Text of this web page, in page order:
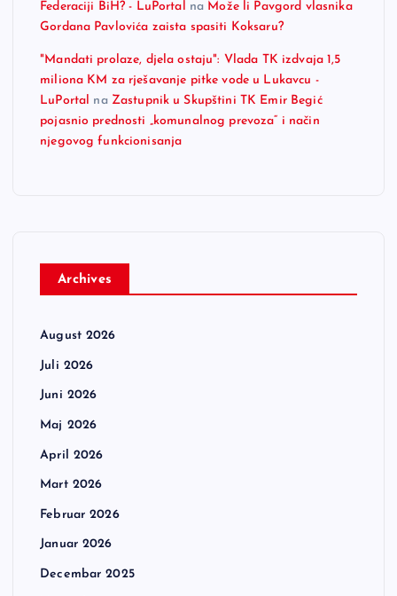
Federaciji BiH? - LuPortal na Može li Pavgord vlasnika
Gordana Pavlovića zaista spasiti Koksaru?
"Mandati prolaze, djela ostaju": Vlada TK izdvaja 1,5
miliona KM za rješavanje pitke vode u Lukavcu -
LuPortal na Zastupnik u Skupštini TK Emir Begić
pojasnio prednosti „komunalnog prevoza“ i način
njegovog funkcionisanja
Archives
August 2026
Juli 2026
Juni 2026
Maj 2026
April 2026
Mart 2026
Februar 2026
Januar 2026
Decembar 2025